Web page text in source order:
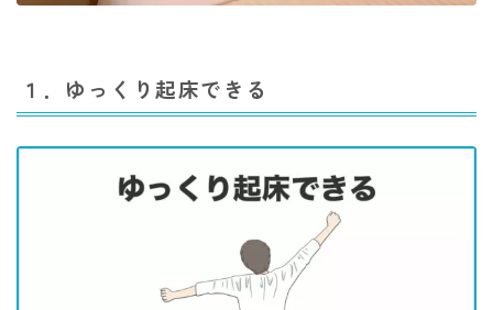
１．ゆっくり起床できる